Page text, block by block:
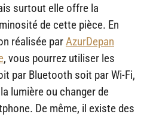
surtout elle offre la
de cette pièce. En
réalisée parAzurDepan
, vous pourrez utiliser les
par Bluetooth soit par Wi-Fi,
lumière ou changer de
De même, il existe des